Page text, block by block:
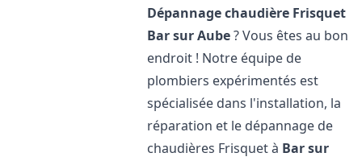
Dépannage chaudière Frisquet
Bar sur Aube? Vous êtes au bon
endroit ! Notre équipe de
plombiers expérimentés est
spécialisée dans l'installation, la
réparation et le dépannage de
chaudières Frisquet à Bar sur